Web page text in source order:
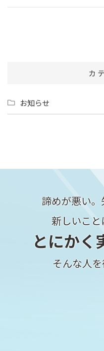
カ
お知らせ
諦めが悪い。
新しいこと
とにかく
そんな人